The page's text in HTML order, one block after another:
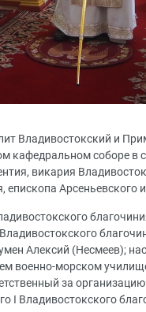
Владивостокский и
кафедральном соборе в
викария
Арсеньевского
Алексий (Несмеев);
военно-морском
за
I Владивостокского